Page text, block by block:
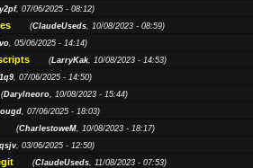
, 07/06/2025 - 08:12)
(ClaudeUseds, 10/08/2023 - 08:59)
, 05/06/2025 - 14:14)
(LarryKak, 10/08/2023 - 14:53)
, 07/06/2025 - 14:50)
(Darylneoro, 10/08/2023 - 15:44)
, 07/06/2025 - 18:03)
(CharlestoweM, 10/08/2023 - 18:17)
, 03/06/2025 - 12:50)
(ClaudeUseds, 11/08/2023 - 07:53)